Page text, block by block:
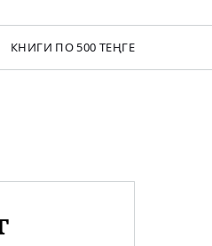
КНИГИ ПО 500 ТЕҢГЕ